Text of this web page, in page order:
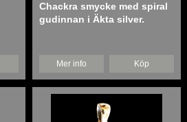
Chackra smycke med spiral
gudinnan i Äkta silver.
Mer info Köp